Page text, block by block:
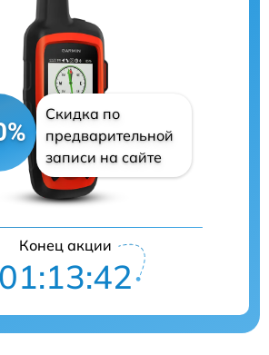
Скидка по
предварительной
записи на сайте
Конец акции
01:13:41